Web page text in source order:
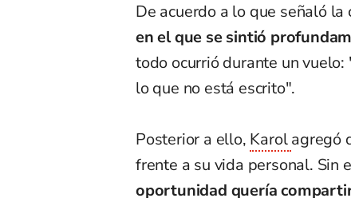
De acuerdo a lo que señaló
en el que se sintió
todo ocurrió durante un
lo que no está escrito".
Posterior a ello, Karolagregó
frente a su vida personal. Sin
oportunidad quería